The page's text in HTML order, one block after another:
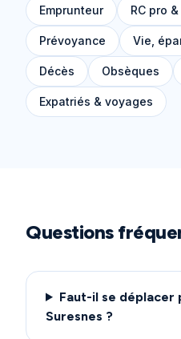
Emprunteur RC pro
Prévoyance Vie,
Décès Obsèques
Expatriés & voyages
Questions
Faut-il se déplacer
Suresnes ?